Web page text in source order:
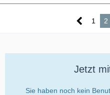
1 2
Jetzt
Sie haben noch kein